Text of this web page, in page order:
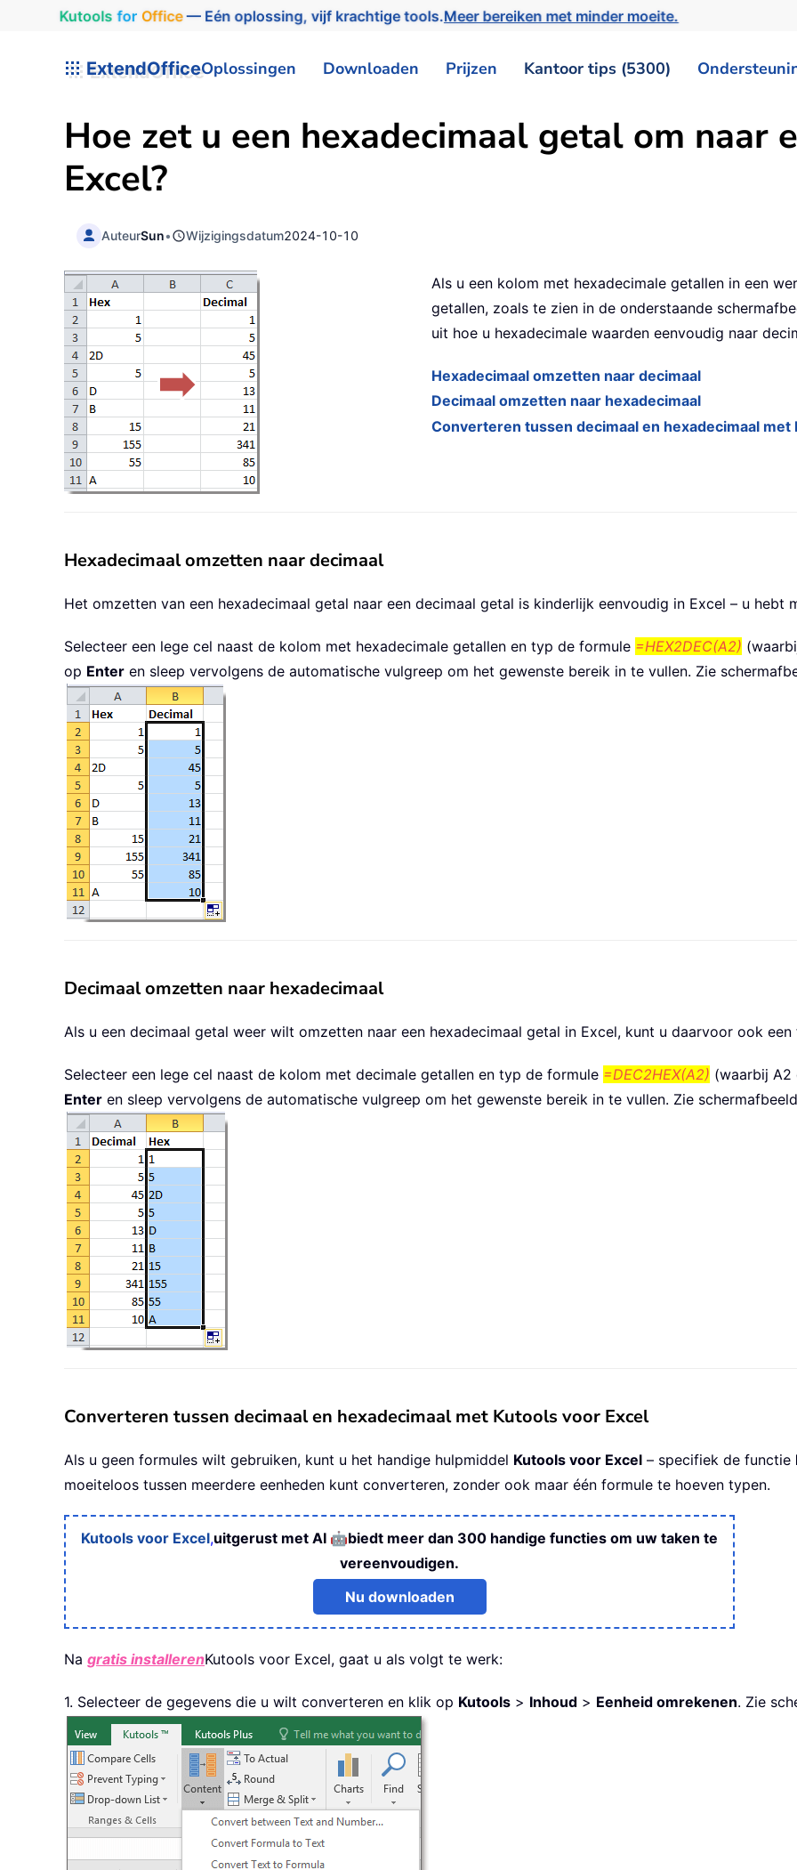
Kutools for Office— Eén oplossing, vijf krachtige tools.Meer bereiken met minder moeite.
ExtendOfficeOplossingen Downloaden Prijzen Kantoor tips (5300)
Hoe zet u een hexadecimaal getal om naar
Excel?
AuteurSun• Wijzigingsdatum2024-10-10
Als u een kolom met hexadecimale getallen in een
getallen, zoals te zien in de onderstaande
uit hoe u hexadecimale waarden eenvoudig naar
Hexadecimaal omzetten naar decimaal
Decimaal omzetten naar hexadecimaal
Converteren tussen decimaal en hexadecimaal met
Hexadecimaal omzetten naar decimaal
Het omzetten van een hexadecimaal getal naar een decimaal getal is kinderlijk eenvoudig in Excel – u hebt
Selecteer een lege cel naast de kolom met hexadecimale getallen en typ de formule =HEX2DEC(A2)
op Enter en sleep vervolgens de automatische vulgreep om het gewenste bereik in te vullen. Zie
Decimaal omzetten naar hexadecimaal
Als u een decimaal getal weer wilt omzetten naar een hexadecimaal getal in Excel, kunt u daarvoor ook een
Selecteer een lege cel naast de kolom met decimale getallen en typ de formule =DEC2HEX(A2) (waarbij A2
Enter en sleep vervolgens de automatische vulgreep om het gewenste bereik in te vullen. Zie
Converteren tussen decimaal en hexadecimaal met Kutools voor Excel
Als u geen formules wilt gebruiken, kunt u het handige hulpmiddel Kutools voor Excel – specifiek de functie
moeiteloos tussen meerdere eenheden kunt converteren, zonder ook maar één formule te hoeven typen.
Kutools voor Excel,uitgerust met AI 🤖biedt meer dan 300 handige functies om uw taken te
vereenvoudigen.
Nu downloaden
Na gratis installerenKutools voor Excel, gaat u als volgt te werk:
1. Selecteer de gegevens die u wilt converteren en klik op Kutools > Inhoud > Eenheid omrekenen. Zie